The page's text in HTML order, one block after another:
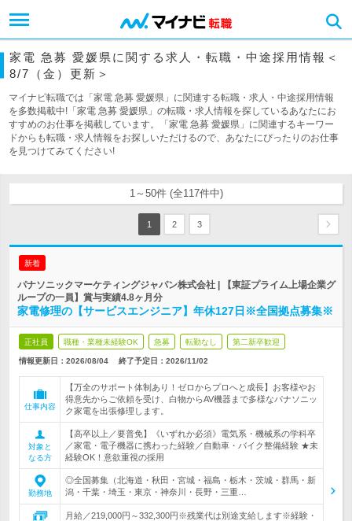
家電 急募 愛媛県に関する求人・転職・中途採用情報＜
8/7（金）更新＞
マイナビ転職では「家電 急募 愛媛県」に関連する転職・求人・中途採用情報
を多数掲載中!「家電 急募 愛媛県」の転職・求人情報を探しているあなたにお
すすめのお仕事を掲載しています。「家電 急募 愛媛県」に関連するキーワー
ドからも転職・求人情報をお探しいただけるので、あなたにぴったりのお仕事
を見つけてみてください!
1～50件 (全117件中)
1 2 3
新着
パナソニックマーケティングジャパン株式会社 | 【東証プライム上場企業グ
ループの一員】賞与実績4.8ヶ月分
家電修理の【サービスエンジニア】年休127日※全国拠点募集※
正社員 職種・業種未経験OK 急募 転勤なし 第二新卒歓迎
情報更新日：2026/08/04 終了予定日： 2026/11/02
仕事内容
【万全のサポート体制あり！ゼロからプロへと成長】お客様やお
得意先からご依頼を受け、白物からAV機器まで多様なパナソニッ
ク家電を出張修理します。
対象と
なる方
【高卒以上／要普免】《いずれか必須》電気系・機械系の学科卒
／家電・電子機器に携わった経験／自動車・バイク整備経験 ★未
経験OK！意欲重視の採用
勤務地
◎全国募集（北海道・秋田・宮城・福島・栃木・茨城・群馬・新
潟・千葉・埼玉・東京・神奈川・長野・三重…
月給／219,000円～332,300円※残業代は別途支給します※経験・